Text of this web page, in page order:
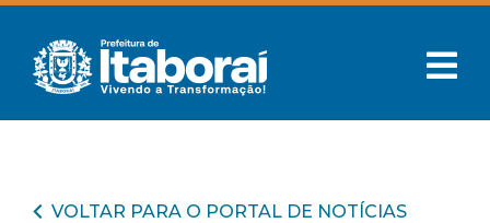
VOLTAR PARA O PORTAL DE NOTÍCIAS